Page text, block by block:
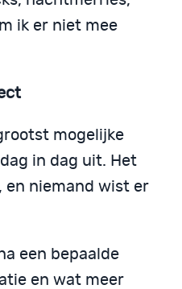
ik er niet mee
mogelijke
in dag uit. Het
en niemand wist er
een bepaalde
en wat meer